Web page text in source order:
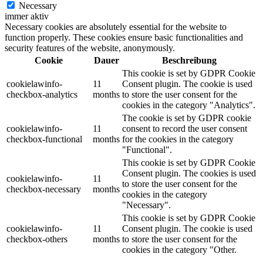
Necessary
immer aktiv
Necessary cookies are absolutely essential for the website to
function properly. These cookies ensure basic functionalities and
security features of the website, anonymously.
Cookie
Dauer Beschreibung
cookielawinfo-
checkbox-analytics
11
months
This cookie is set by GDPR Cookie
Consent plugin. The cookie is used
to store the user consent for the
cookies in the category "Analytics".
cookielawinfo-
checkbox-functional
11
months
The cookie is set by GDPR cookie
consent to record the user consent
for the cookies in the category
"Functional".
cookielawinfo-
checkbox-necessary
11
months
This cookie is set by GDPR Cookie
Consent plugin. The cookies is used
to store the user consent for the
cookies in the category
"Necessary".
cookielawinfo-
checkbox-others
11
months
This cookie is set by GDPR Cookie
Consent plugin. The cookie is used
to store the user consent for the
cookies in the category "Other.